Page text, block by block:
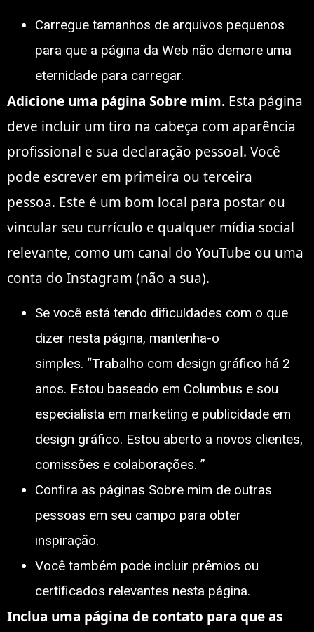
Carregue tamanhos de arquivos pequenos
para que a página da Web não demore uma
eternidade para carregar.
Adicione uma página Sobre mim. Esta página
deve incluir um tiro na cabeça com aparência
profissional e sua declaração pessoal. Você
pode escrever em primeira ou terceira
pessoa. Este é um bom local para postar ou
vincular seu currículo e qualquer mídia social
relevante, como um canal do YouTube ou uma
conta do Instagram (não a sua).
Se você está tendo dificuldades com o que
dizer nesta página, mantenha-o
simples. “Trabalho com design gráfico há 2
anos. Estou baseado em Columbus e sou
especialista em marketing e publicidade em
design gráfico. Estou aberto a novos clientes,
comissões e colaborações. ”
Confira as páginas Sobre mim de outras
pessoas em seu campo para obter
inspiração.
Você também pode incluir prêmios ou
certificados relevantes nesta página.
Inclua uma página de contato para que as